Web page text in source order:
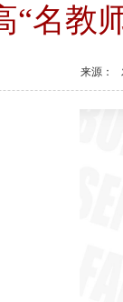
“名
来源：